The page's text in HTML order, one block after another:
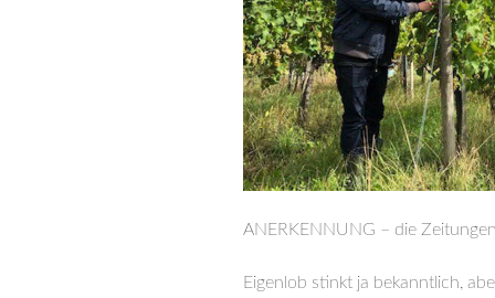
ANERKENNUNG – die
Eigenlob stinkt ja bekanntlich,